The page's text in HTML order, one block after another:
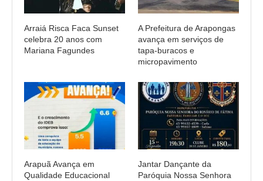
Arraiá Risca Faca Sunset
celebra 20 anos com
Mariana Fagundes
A Prefeitura de Arapongas
avança em serviços de
tapa-buracos e
micropavimento
Arapuã Avança em
Qualidade Educacional
Jantar Dançante da
Paróquia Nossa Senhora